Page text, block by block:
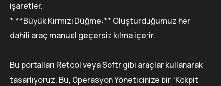
işaretler.
* **Büyük Kırmızı Düğme:** Oluşturduğumuz her
dahili araç manuel geçersiz kılma içerir.
Bu portalları Retool veya Softr gibi araçlar kullanarak
tasarlıyoruz. Bu, Operasyon Yöneticinize bir “Kokpit